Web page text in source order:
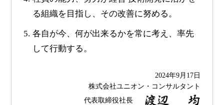
る組織を目指し、その改善に努める。
5. 各自が今、何が出来るかを常に考え、率先
して行動する。
2024年9月17日
株式会社ユニオン・コンサルタント
代表取締役社長